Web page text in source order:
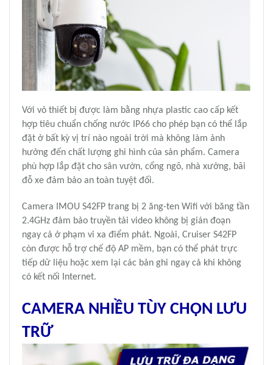
Với vỏ thiết bị được làm bằng nhựa plastic cao cấp kết
hợp tiêu chuẩn chống nước IP66 cho phép bạn có thể lắp
đặt ở bất kỳ vị trí nào ngoài trời mà không làm ảnh
hưởng đến chất lượng ghi hình của sản phẩm. Camera
phù hợp lắp đặt cho sân vườn, cổng ngõ, nhà xưởng, bãi
đỗ xe đảm bảo an toàn tuyệt đối.
Camera IMOU S42FP trang bị 2 ăng-ten Wifi với băng tần
2.4GHz đảm bảo truyền tải video không bị gián đoạn
ngay cả ở phạm vi xa điểm phát. Ngoài, Cruiser S42FP
còn được hỗ trợ chế độ AP mềm, bạn có thể phát trực
tiếp dữ liệu hoặc xem lại các bản ghi ngay cả khi không
có kết nối Internet.
CAMERA NHIỀU TÙY CHỌN LƯU
TRỮ